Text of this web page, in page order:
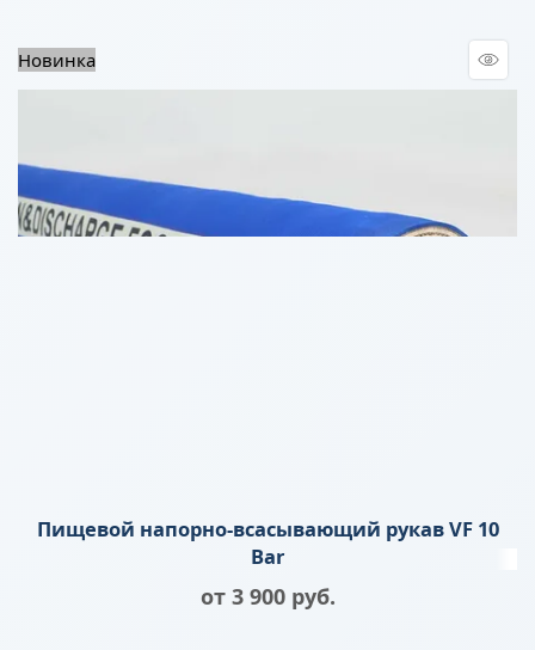
Новинка
Пищевой напорно-всасывающий рукав VF 10
Bar
от 3 900 руб.